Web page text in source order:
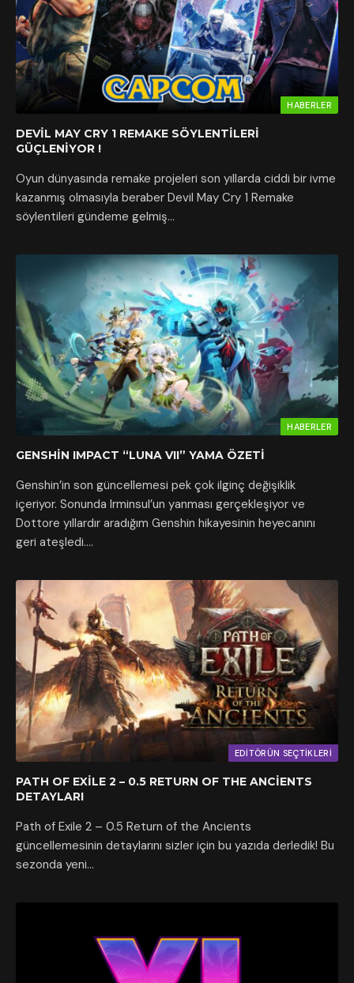
HABERLER
DEVIL MAY CRY 1 REMAKE SÖYLENTILERI
GÜÇLENIYOR !
Oyun dünyasında remake projeleri son yıllarda ciddi bir ivme
kazanmış olmasıyla beraber Devil May Cry 1 Remake
söylentileri gündeme gelmiş…
HABERLER
GENSHIN IMPACT “LUNA VII” YAMA ÖZETI
Genshin’in son güncellemesi pek çok ilginç değişiklik
içeriyor. Sonunda Irminsul’un yanması gerçekleşiyor ve
Dottore yıllardır aradığım Genshin hikayesinin heyecanını
geri ateşledi.…
EDITÖRÜN SEÇTIKLERI
PATH OF EXILE 2 – 0.5 RETURN OF THE ANCIENTS
DETAYLARI
Path of Exile 2 – 0.5 Return of the Ancients
güncellemesinin detaylarını sizler için bu yazıda derledik! Bu
sezonda yeni…